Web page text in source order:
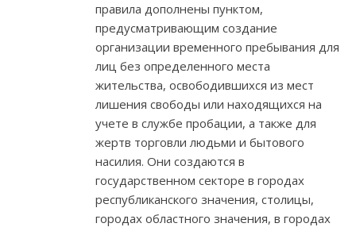
правила дополнены пунктом,
предусматривающим создание
организации временного пребывания для
лиц без определенного места
жительства, освободившихся из мест
лишения свободы или находящихся на
учете в службе пробации, а также для
жертв торговли людьми и бытового
насилия. Они создаются в
государственном секторе в городах
республиканского значения, столицы,
городах областного значения, в городах